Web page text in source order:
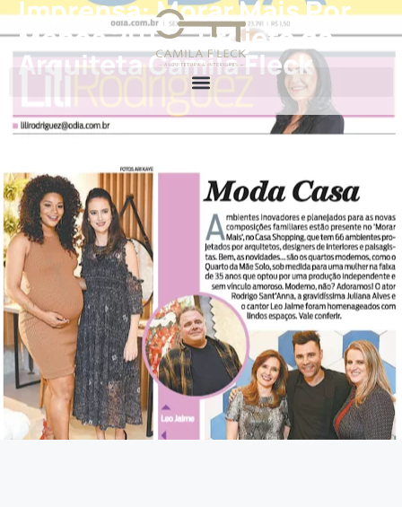
Imprensa: Morar Mais Por
Menos 2017 – Projeto da
Arquiteta Camila Fleck